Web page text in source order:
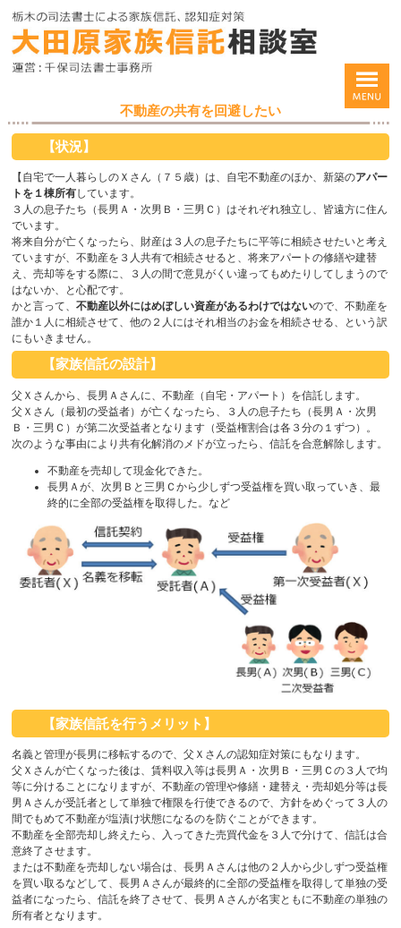
不動産の共有を回避したい
【状況】
【自宅で一人暮らしのＸさん（７５歳）は、自宅不動産のほか、新築のアパー
トを１棟所有しています。
３人の息子たち（長男Ａ・次男Ｂ・三男Ｃ）はそれぞれ独立し、皆遠方に住ん
でいます。
将来自分が亡くなったら、財産は３人の息子たちに平等に相続させたいと考え
ていますが、不動産を３人共有で相続させると、将来アパートの修繕や建替
え、売却等をする際に、３人の間で意見がくい違ってもめたりしてしまうので
はないか、と心配です。
かと言って、不動産以外にはめぼしい資産があるわけではないので、不動産を
誰か１人に相続させて、他の２人にはそれ相当のお金を相続させる、という訳
にもいきません。
【家族信託の設計】
父Ｘさんから、長男Ａさんに、不動産（自宅・アパート）を信託します。
父Ｘさん（最初の受益者）が亡くなったら、３人の息子たち（長男Ａ・次男
Ｂ・三男Ｃ）が第二次受益者となります（受益権割合は各３分の１ずつ）。
次のような事由により共有化解消のメドが立ったら、信託を合意解除します。
不動産を売却して現金化できた。
長男Ａが、次男Ｂと三男Ｃから少しずつ受益権を買い取っていき、最
終的に全部の受益権を取得した。など
【家族信託を行うメリット】
名義と管理が長男に移転するので、父Ｘさんの認知症対策にもなります。
父Ｘさんが亡くなった後は、賃料収入等は長男Ａ・次男Ｂ・三男Ｃの３人で均
等に分けることになりますが、不動産の管理や修繕・建替え・売却処分等は長
男Ａさんが受託者として単独で権限を行使できるので、方針をめぐって３人の
間でもめて不動産が塩漬け状態になるのを防ぐことができます。
不動産を全部売却し終えたら、入ってきた売買代金を３人で分けて、信託は合
意終了させます。
または不動産を売却しない場合は、長男Ａさんは他の２人から少しずつ受益権
を買い取るなどして、長男Ａさんが最終的に全部の受益権を取得して単独の受
益者になったら、信託を終了させて、長男Ａさんが名実ともに不動産の単独の
所有者となります。